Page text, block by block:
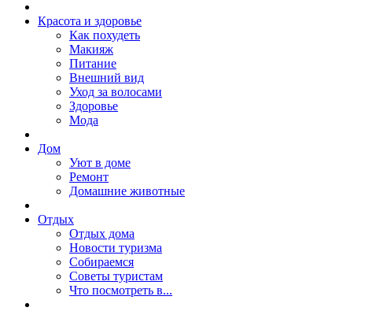
Красота и здоровье
Как похудеть
Макияж
Питание
Внешний вид
Уход за волосами
Здоровье
Мода
Дом
Уют в доме
Ремонт
Домашние животные
Отдых
Отдых дома
Новости туризма
Собираемся
Советы туристам
Что посмотреть в...